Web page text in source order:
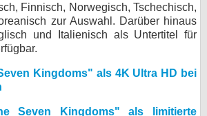
Finnisch, Norwegisch, Tschechisch,
zur Auswahl. Darüber hinaus
und Italienisch als Untertitel für
Kingdoms" als 4K Ultra HD bei
Seven Kingdoms" als limitierte